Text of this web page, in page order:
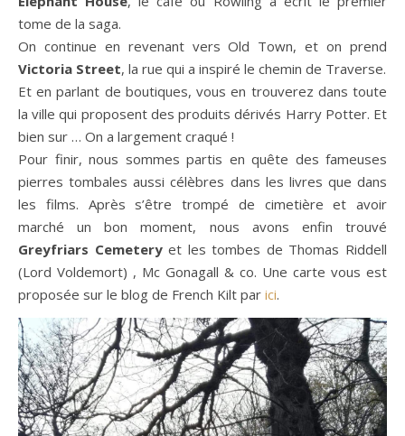
tome de la saga.
On continue en revenant vers Old Town, et on prend
Victoria Street, la rue qui a inspiré le chemin de Traverse.
Et en parlant de boutiques, vous en trouverez dans toute
la ville qui proposent des produits dérivés Harry Potter. Et
bien sur … On a largement craqué !
Pour finir, nous sommes partis en quête des fameuses
pierres tombales aussi célèbres dans les livres que dans
les films. Après s’être trompé de cimetière et avoir
marché un bon moment, nous avons enfin trouvé
Greyfriars Cemeteryet les tombes de Thomas Riddell
(Lord Voldemort) , Mc Gonagall & co. Une carte vous est
proposée sur le blog de French Kilt par ici.